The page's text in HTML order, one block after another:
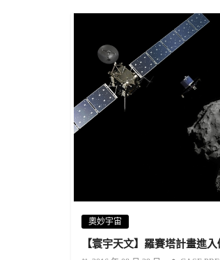
奧妙宇宙
【寰宇天文】羅賽塔計畫進